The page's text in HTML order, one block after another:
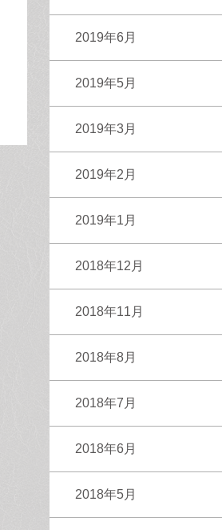
2019年6月
2019年5月
2019年3月
2019年2月
2019年1月
2018年12月
2018年11月
2018年8月
2018年7月
2018年6月
2018年5月